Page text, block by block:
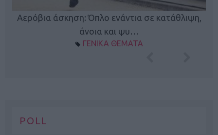
Αερόβια άσκηση: Όπλο ενάντια σε κατάθλιψη,
άνοια και ψυ…
ΓΕΝΙΚΑ ΘΕΜΑΤΑ
POLL